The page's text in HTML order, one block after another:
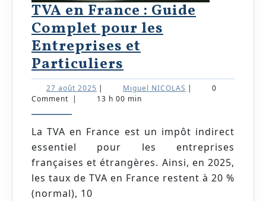
TVA en France : Guide
Complet pour les
Entreprises et
ParticuliersTVA
en
France
Guide
Complet
pour
les
27 août 2025 27
août
Miguel NICOLAS Miguel 0
Comment
13 h 00 min
La TVA en France est un impôt indirect
essentiel pour les entreprises
françaises et étrangères. Ainsi, en 2025,
les taux de TVA en France restent à 20 %
(normal), 10